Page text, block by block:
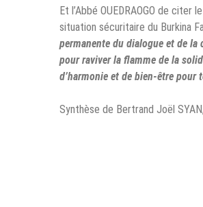
Et l’Abbé OUEDRAOGO de
situation sécuritaire du Burkina
permanente du dialogue et de
pour raviver la flamme de la
d’harmonie et de bien-être pour
Synthèse de Bertrand Joël